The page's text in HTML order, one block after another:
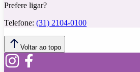
Prefere ligar?
Telefone: (31) 2104-0100
Voltar ao topo